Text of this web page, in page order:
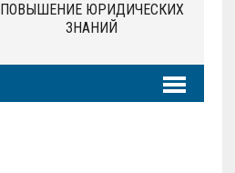
ПОВЫШЕНИЕ ЮРИДИЧЕСКИХ
ЗНАНИЙ